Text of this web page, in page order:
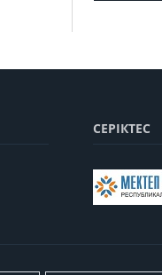
СЕРІКТЕС